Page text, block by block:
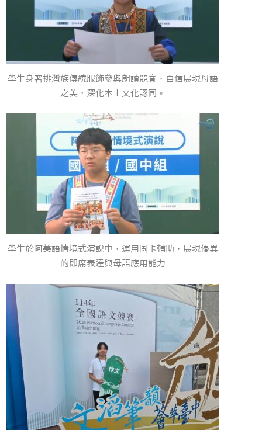
學生身著排灣族傳統服飾參與朗讀競賽，自信展現母語
之美，深化本土文化認同。
學生於阿美語情境式演說中，運用圖卡輔助，展現優異
的即席表達與母語應用能力